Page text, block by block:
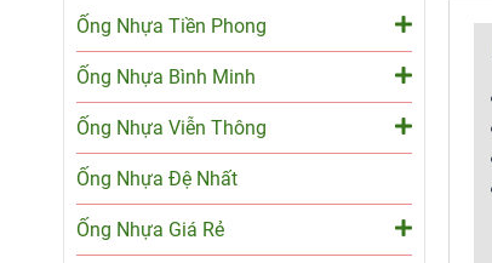
Ống Nhựa Tiền Phong
Ống Nhựa Bình Minh
Ống Nhựa Viễn Thông
Ống Nhựa Đệ Nhất
Ống Nhựa Giá Rẻ